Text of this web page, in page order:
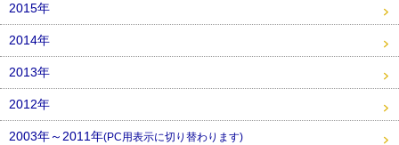
2015年
2014年
2013年
2012年
2003年～2011年(PC用表示に切り替わります)